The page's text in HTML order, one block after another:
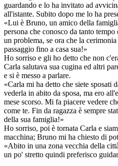
guardando e lo ha invitato ad
all'istante. Subito dopo me lo ha
«Lui è Bruno, un amico della
persona che conosco da tanto
un problema, se ora che la
passaggio fino a casa sua!»
Ho sorriso e gli ho detto che non
Carla salutava sua cugina ed altri
e si è messo a parlare.
«Carla mi ha detto che siete sposati
vederla in abito da sposa, ma ero
mese scorso. Mi fa piacere vedere
come te. Fin da ragazza è sempre
della sua famiglia!»
Ho sorriso, poi è tornata Carla e
macchina; Bruno mi ha chiesto di
«Abito in una zona vecchia della
un po' stretto quindi preferisco